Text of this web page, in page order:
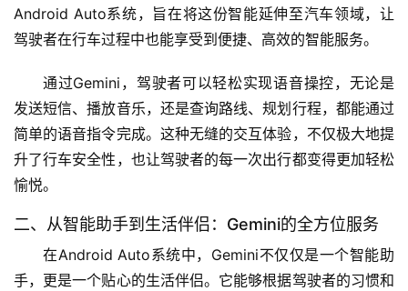
Android Auto系统，旨在将这份智能延伸至汽车领域，让
驾驶者在行车过程中也能享受到便捷、高效的智能服务。
通过Gemini，驾驶者可以轻松实现语音操控，无论是
发送短信、播放音乐，还是查询路线、规划行程，都能通过
简单的语音指令完成。这种无缝的交互体验，不仅极大地提
升了行车安全性，也让驾驶者的每一次出行都变得更加轻松
愉悦。
二、从智能助手到生活伴侣：Gemini的全方位服务
在Android Auto系统中，Gemini不仅仅是一个智能助
手，更是一个贴心的生活伴侣。它能够根据驾驶者的习惯和